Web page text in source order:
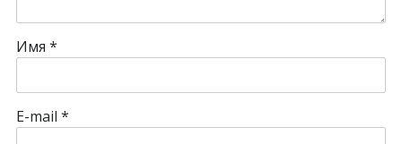
Имя *
E-mail *